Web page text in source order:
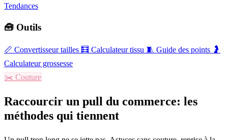
Tendances
🧰 Outils
📏 Convertisseur tailles 🧮 Calculateur tissu 🧵 Guide des points 🤰
Calculateur grossesse
✂️ Couture
Raccourcir un pull du commerce: les
méthodes qui tiennent